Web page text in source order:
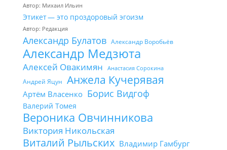
Автор: Михаил Ильин
Этикет — это проздоровый эгоизм
Автор: Редакция
Александр Булатов Александр Воробьёв
Александр Медзюта
Алексей Овакимян Анастасия Сорокина
Андрей Яцун Анжела Кучерявая
Артём Власенко Борис Видгоф
Валерий Томея
Вероника Овчинникова
Виктория Никольская
Виталий Рыльских Владимир Гамбург